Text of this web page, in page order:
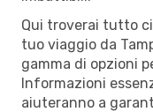
Qui troverai tutto
tuo viaggio da
gamma di opzioni
Informazioni
aiuteranno a